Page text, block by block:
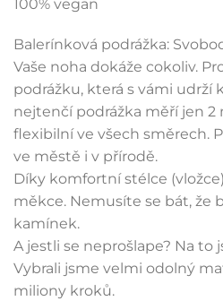
100% vegan
Balerínková podrážka:
Vaše noha dokáže cokoliv.
podrážku, která s vámi udrží
nejtenčí podrážka měří jen 2
flexibilní ve všech směrech.
ve městě i v přírodě.
Díky komfortní stélce
měkce. Nemusíte se bát, že
kamínek.
A jestli se neprošlape? Na to
Vybrali jsme velmi odolný
miliony kroků.